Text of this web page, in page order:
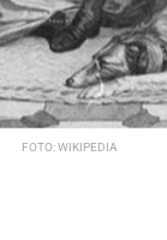
FOTO: WIKIPEDIA